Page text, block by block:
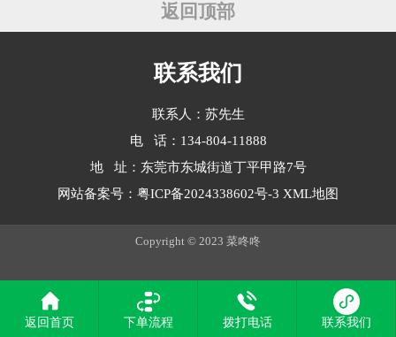
返回顶部
联系我们
联系人：苏先生
电 话：134-804-11888
地 址：东莞市东城街道丁平甲路7号
网站备案号： 粤ICP备2024338602号-3 XML地图
Copyright © 2023 菜咚咚
返回首页 下单流程 拨打电话 联系我们